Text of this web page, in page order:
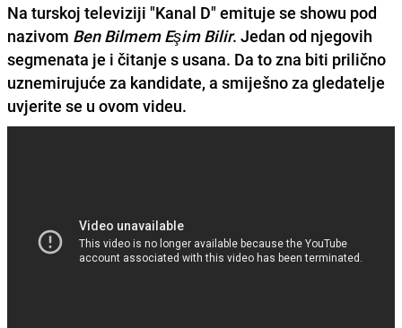
Na turskoj televiziji "Kanal D" emituje se showu pod
nazivom Ben Bilmem Eşim Bilir. Jedan od njegovih
segmenata je i čitanje s usana. Da to zna biti prilično
uznemirujuće za kandidate, a smiješno za gledatelje
uvjerite se u ovom videu.